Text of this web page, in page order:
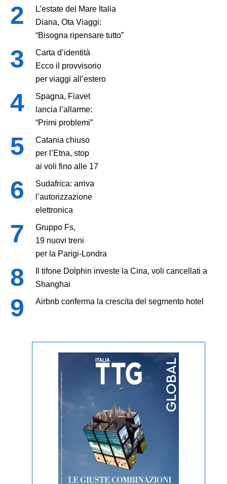
L’estate del Mare Italia
Diana, Ota Viaggi:
“Bisogna ripensare tutto”
Carta d’identità
Ecco il provvisorio
per viaggi all’estero
Spagna, Fiavet
lancia l’allarme:
“Primi problemi”
Catania chiuso
per l’Etna, stop
ai voli fino alle 17
Sudafrica: arriva
l’autorizzazione
elettronica
Gruppo Fs,
19 nuovi treni
per la Parigi-Londra
Il tifone Dolphin investe la Cina, voli cancellati a
Shanghai
Airbnb conferma la crescita del segmento hotel